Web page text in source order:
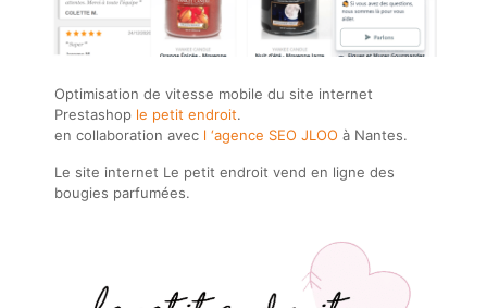
Optimisation de vitesse mobile du site internet
Prestashop le petit endroit.
en collaboration avec l ‘agence SEO JLOO à Nantes.
Le site internet Le petit endroit vend en ligne des
bougies parfumées.